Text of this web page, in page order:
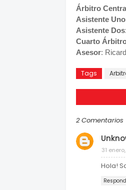
Árbitro
Asistente Uno
Asistente Dos
Cuarto
Asesor:
Tags
2 Comentarios
31
Hola!